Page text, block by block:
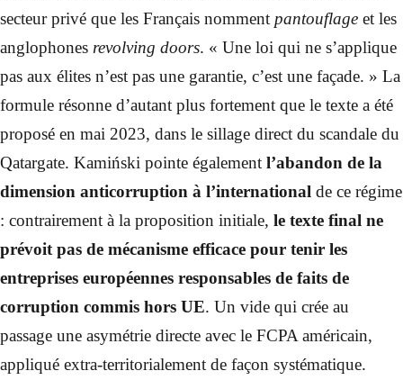
secteur privé que les Français nomment pantouflage et les
anglophones revolving doors. « Une loi qui ne s’applique
pas aux élites n’est pas une garantie, c’est une façade. » La
formule résonne d’autant plus fortement que le texte a été
proposé en mai 2023, dans le sillage direct du scandale du
Qatargate. Kamiński pointe également l’abandon de la
dimension anticorruption à l’international de ce régime
: contrairement à la proposition initiale, le texte final ne
prévoit pas de mécanisme efficace pour tenir les
entreprises européennes responsables de faits de
corruption commis hors UE. Un vide qui crée au
passage une asymétrie directe avec le FCPA américain,
appliqué extra-territorialement de façon systématique.